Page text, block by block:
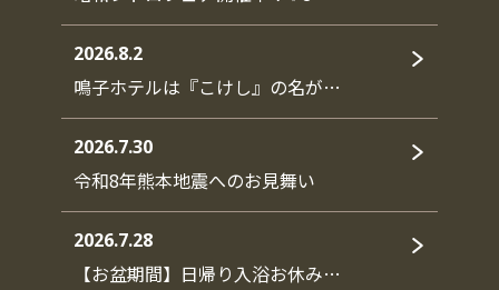
2026.8.2
鳴子ホテルは『こけし』の名が…
2026.7.30
令和8年熊本地震へのお見舞い
2026.7.28
【お盆期間】日帰り入浴お休み…